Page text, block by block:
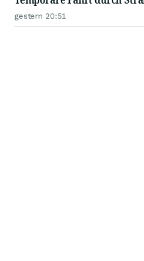
gestern 20:51